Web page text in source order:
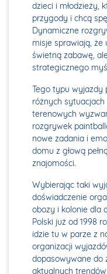
dzieci i młodzieży,
przygody i chcą
Dynamiczne
misje sprawiają,
świetną zabawę,
strategicznego
Tego typu wyjazdy
różnych sytuacjach
terenowych
rozgrywek
nowe zadania i
domu z głową
znajomości.
Wybierając taki
doświadczenie
obozy i kolonie dla
Polski już od 1998
idzie tu w parze z
organizacji
dopasowywane do
aktualnych